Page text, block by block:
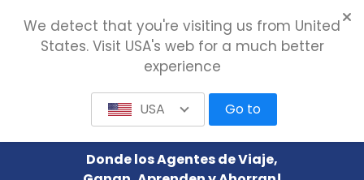
Donde los Agentes de Viaje,
We detect that you're visiting us from United
States. Visit USA's web for a much better
experience
USA Go to